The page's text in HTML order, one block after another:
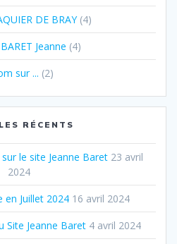
DE BRAY(4)
Jeanne (4)
sur ... (2)
RÉCENTS
le site Jeanne Baret 23 avril
2024
en Juillet 2024 16 avril 2024
Site Jeanne Baret 4 avril 2024